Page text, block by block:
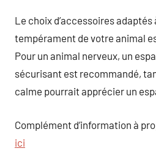
Le choix d’accessoires adaptés
tempérament de votre animal
Pour un animal nerveux, un
sécurisant est recommandé,
calme pourrait apprécier un
Complément d’information à
ici